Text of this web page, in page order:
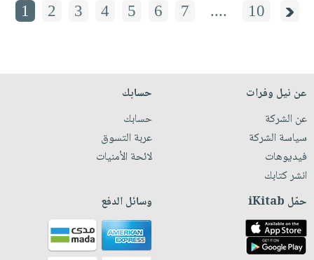
1 2 3 4 5 6 7 .... 10
عن نيل وفرات
عن الشركة
سياسة الشركة
فيديوهات
انشر كتابك
حسابك
حسابك
عربة التسوق
لائحة الأمنيات
حمّل iKitab وسائل الدفع